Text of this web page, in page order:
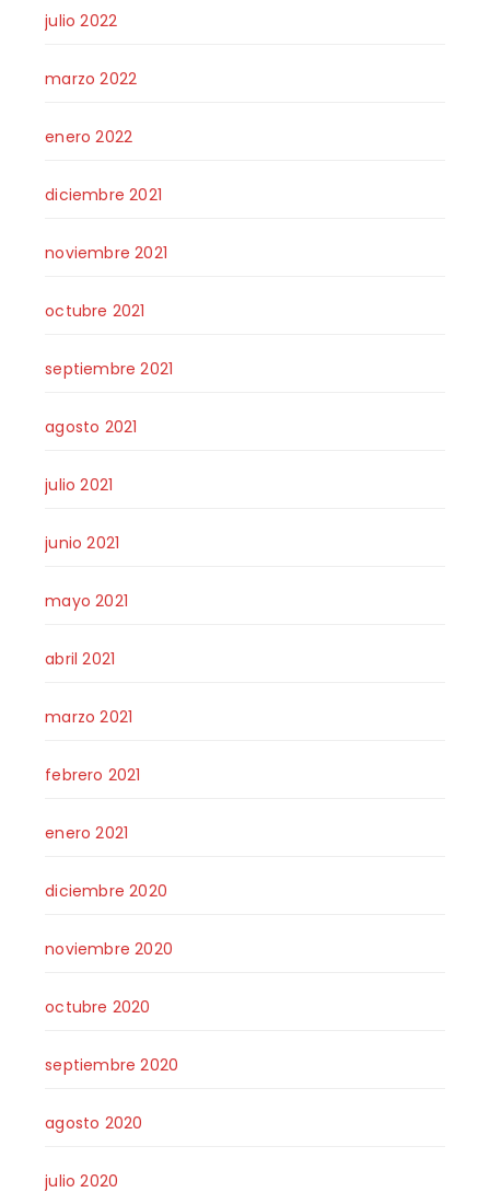
julio 2022
marzo 2022
enero 2022
diciembre 2021
noviembre 2021
octubre 2021
septiembre 2021
agosto 2021
julio 2021
junio 2021
mayo 2021
abril 2021
marzo 2021
febrero 2021
enero 2021
diciembre 2020
noviembre 2020
octubre 2020
septiembre 2020
agosto 2020
julio 2020